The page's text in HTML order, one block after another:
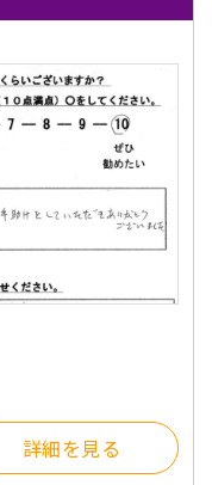
詳細を見る